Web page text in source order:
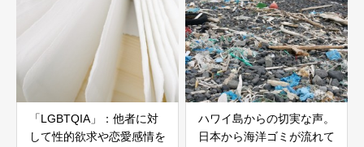
「LGBTQIA」：他者に対
して性的欲求や恋愛感情を
ハワイ島からの切実な声。
日本から海洋ゴミが流れて